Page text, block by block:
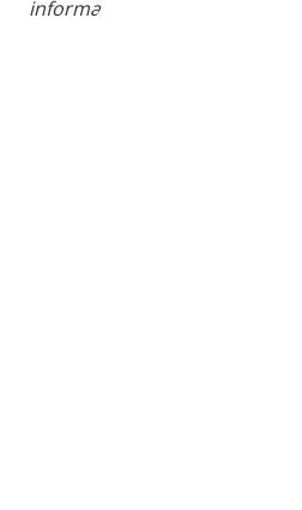
informazioni.